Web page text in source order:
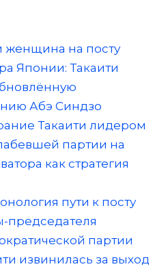
женщина на посту
Японии: Такаити
Абэ Синдзо
Такаити лидером
партии на
как стратегия
пути к посту
партии
извинилась за выход